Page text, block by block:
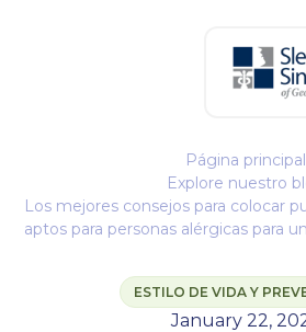
Página principal
Explore nuestro
Los mejores consejos para colocar
aptos para personas alérgicas para
ESTILO DE VIDA Y
January 22,